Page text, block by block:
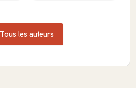
Tous les auteurs